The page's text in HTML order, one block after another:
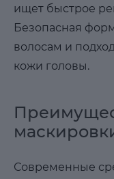
ищет быстрое
Безопасная
волосам и
кожи головы.
Современные